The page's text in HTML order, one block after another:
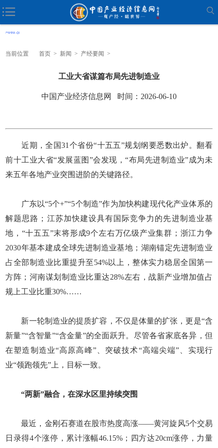
当前位置 首页 > 新闻 > 产经要闻 >
工业大省谋篇布局先进制造业
中国产业经济信息网 时间：2026-06-10
近期，全国31个省份“十五五”规划纲要悉数出炉。翻看
前十工业大省“发展蓝图”会发现，“布局先进制造业”成为未
来五年各地产业突围进阶的关键路径。
广东以“5个+”“5个制造”作为加快构建现代化产业体系的
解题思路；江苏加快建设具有国际竞争力的先进制造业基
地，“十五五”末将形成9个左右万亿级产业集群；浙江力争
2030年基本建成全球先进制造业基地；湖南锚定先进制造业
占全部制造业比重提升至54%以上，整体实力稳居全国第一
方阵；河南谋划制造业比重达28%左右，战新产业增加值占
规上工业比重30%……
新一轮制造业的提质扩容，不仅是体量的扩张，更是“含
新量”“含智量”“含金量”的全面跃升。尽管各省家底各异，但
在塑造制造业“高原高峰”、突破技术“高端尖端”、实现行
业“领跑领先”上，目标一致。
“两新”融合，在深水区里持续突围
最近，金刚石赛道在股市热度高涨——黄河旋风5个交易
日录得4个涨停，累计涨幅46.15%；四方达20cm涨停，力量